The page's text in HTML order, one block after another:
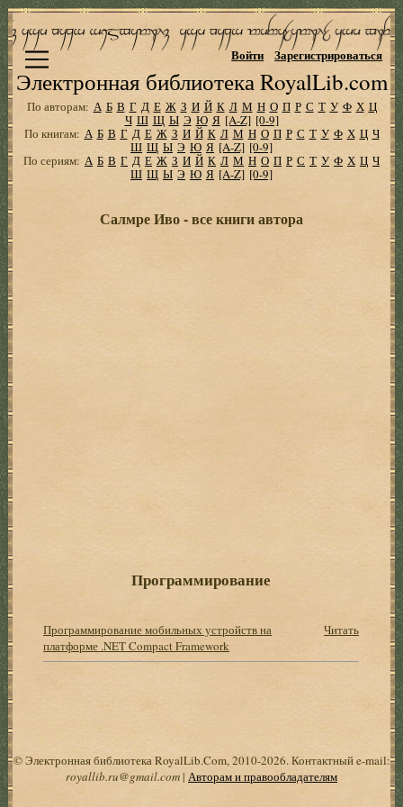
Электронная библиотека RoyalLib.com
Войти Зарегистрироваться
По авторам: А Б В Г Д Е Ж З И Й К Л М Н О П Р С Т У Ф Х Ц
Ч Ш Щ Ы Э Ю Я [A-Z] [0-9]
По книгам: А Б В Г Д Е Ж З И Й К Л М Н О П Р С Т У Ф Х Ц Ч
Ш Щ Ы Э Ю Я [A-Z] [0-9]
По сериям: А Б В Г Д Е Ж З И Й К Л М Н О П Р С Т У Ф Х Ц Ч
Ш Щ Ы Э Ю Я [A-Z] [0-9]
Салмре Иво - все книги автора
Программирование
Программирование мобильных устройств на
платформе .NET Compact Framework
Читать
© Электронная библиотека RoyalLib.Com, 2010-2026. Контактный e-mail:
royallib.ru@gmail.com| Авторам и правообладателям